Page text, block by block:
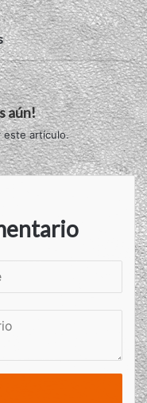
aún!
este artículo.